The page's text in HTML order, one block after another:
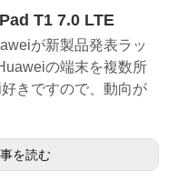
T1 7.0 LTE
が新製品発表ラッ
の端末を複数所
きですので、動向が
を読む